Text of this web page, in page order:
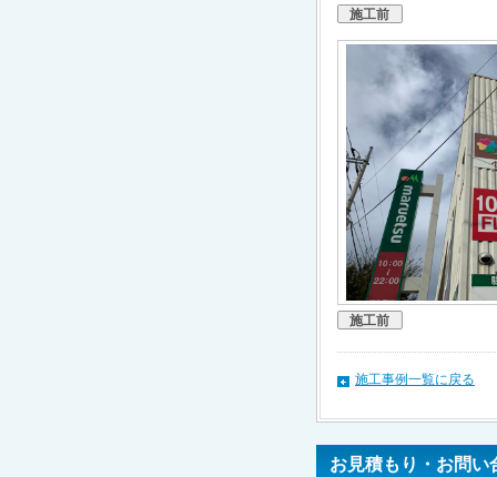
施工前
施工前
施工事例一覧に戻る
お見積もり・お問い